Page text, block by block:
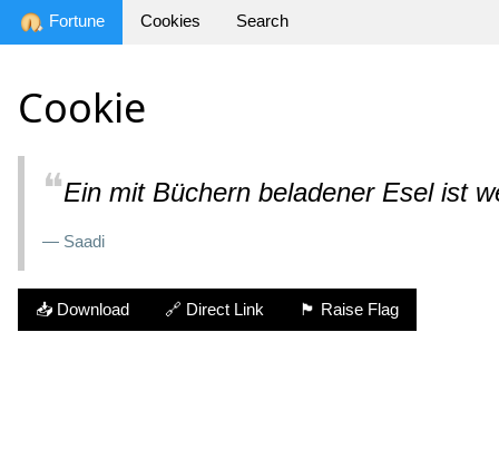
Fortune Cookies Search
Cookie
❝Ein mit Büchern beladener Esel ist
— Saadi
📥 Download 🔗 Direct Link 🏴 Raise Flag